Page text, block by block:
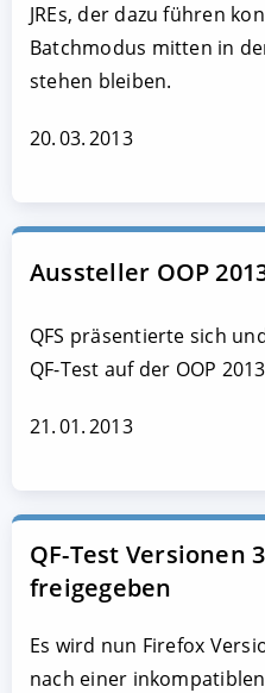
JREs, der dazu führen
Batchmodus mitten in
stehen bleiben.
20. 03. 2013
Aussteller OOP
QFS präsentierte sich
QF-Test auf der OOP
21. 01. 2013
QF-Test Versionen
freigegeben
Es wird nun Firefox
nach einer